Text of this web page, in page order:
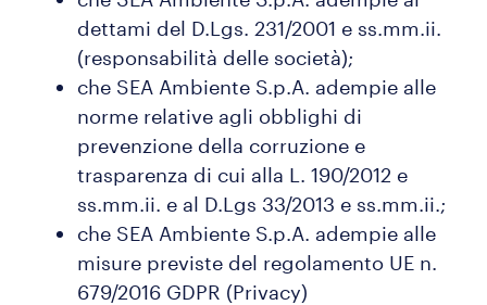
dettami del D.Lgs. 231/2001 e ss.mm.ii.
(responsabilità delle società);
che SEA Ambiente S.p.A. adempie alle
norme relative agli obblighi di
prevenzione della corruzione e
trasparenza di cui alla L. 190/2012 e
ss.mm.ii. e al D.Lgs 33/2013 e ss.mm.ii.;
che SEA Ambiente S.p.A. adempie alle
misure previste del regolamento UE n.
679/2016 GDPR (Privacy)